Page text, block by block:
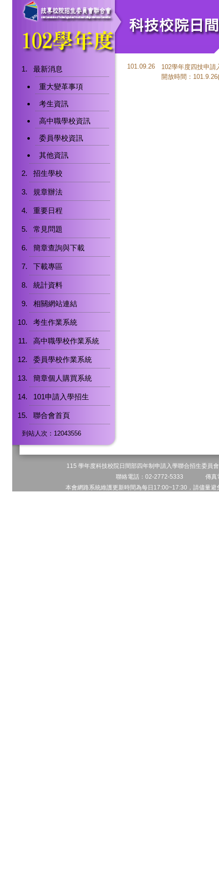
最新消息
重大變革事項
考生資訊
高中職學校資訊
委員學校資訊
其他資訊
招生學校
規章辦法
重要日程
常見問題
簡章查詢與下載
下載專區
統計資料
相關網站連結
考生作業系統
高中職學校作業系統
委員學校作業系統
簡章個人購買系統
101申請入學招生
聯合會首頁
到站人次：12043556
101.09.26
102學年度四技申請
開放時間：
115 學年度科技校院日間部四年制申請入學聯合招生委
聯絡電話：02-2772-5333 傳
本會網路系統維護更新時間為每日17:00~17:30，請儘量